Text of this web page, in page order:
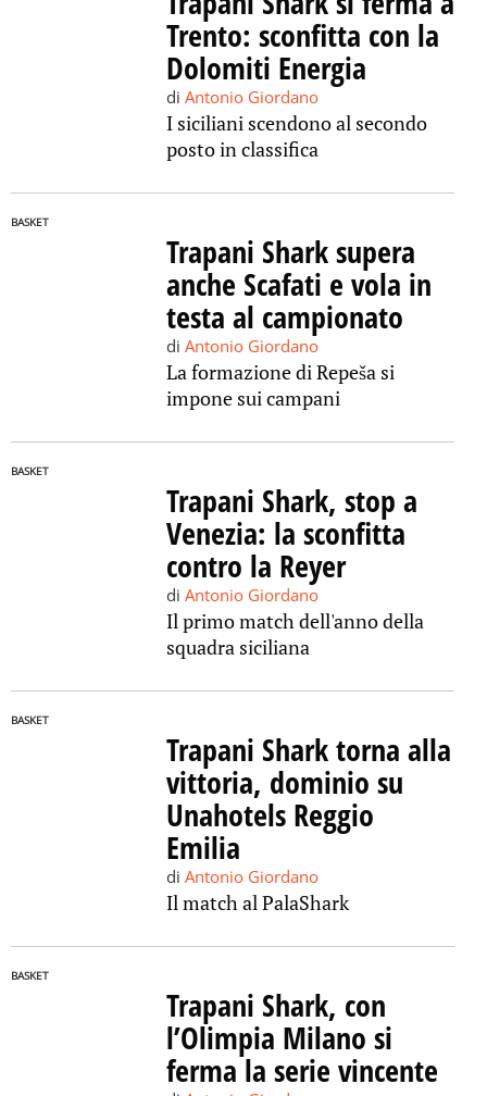
Trento: sconfitta con la
Dolomiti Energia
di Antonio Giordano
I siciliani scendono al secondo
posto in classifica
BASKET
Trapani Shark supera
anche Scafati e vola in
testa al campionato
di Antonio Giordano
La formazione di Repeša si
impone sui campani
BASKET
Trapani Shark, stop a
Venezia: la sconfitta
contro la Reyer
di Antonio Giordano
Il primo match dell'anno della
squadra siciliana
BASKET
Trapani Shark torna alla
vittoria, dominio su
Unahotels Reggio
Emilia
di Antonio Giordano
Il match al PalaShark
BASKET
Trapani Shark, con
l’Olimpia Milano si
ferma la serie vincente